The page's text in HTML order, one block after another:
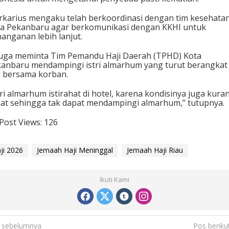
mengaku telah berkoordinasi dengan tim
Pekanbaru agar berkomunikasi dengan KKHI untuk
lebih lanjut.
meminta Tim Pemandu Haji Daerah (TPHD) Kota
mendampingi istri almarhum yang turut berangkat
bersama korban.
almarhum istirahat di hotel, karena kondisinya juga
sehingga tak dapat mendampingi almarhum,” tutupnya.
Post Views: 126
2026 Jemaah Haji Meninggal Jemaah Haji Riau
Ikuti Kami
sebelumnya
Pos